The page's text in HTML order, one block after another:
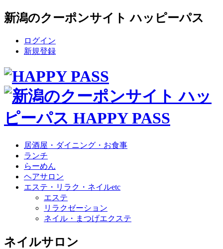
新潟のクーポンサイト ハッピーパス
ログイン
新規登録
居酒屋・ダイニング・お食事
ランチ
らーめん
ヘアサロン
エステ・リラク・ネイルetc
エステ
リラクゼーション
ネイル・まつげエクステ
ネイルサロン